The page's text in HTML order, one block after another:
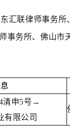
汇联律师事务
事务所、佛山市
清申5号→
有限公司